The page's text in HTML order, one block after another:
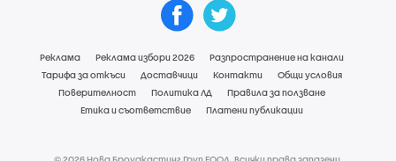
Реклама Реклама избори 2026
Разпространение на канали
Тарифа за откъси
Доставчици Контакти
Общи условия
Поверителност
Политика ЛД
Правила за ползване
Етика и съответствие
Платени публикации